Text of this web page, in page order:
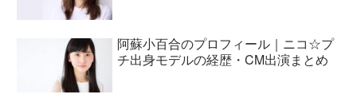
阿蘇小百合のプロフィール｜ニコ☆プ
チ出身モデルの経歴・CM出演まとめ